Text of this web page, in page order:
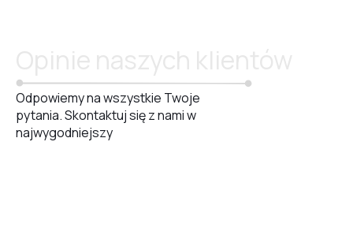
Odpowiemy na wszystkie Twoje
pytania. Skontaktuj się z nami w
najwygodniejszy